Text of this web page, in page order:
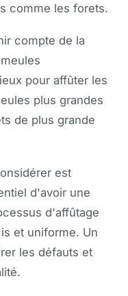
comme les forets.
compte de la
pour affûter les
plus grandes
de plus grande
est
d'avoir une
d'affûtage
et uniforme. Un
les défauts et